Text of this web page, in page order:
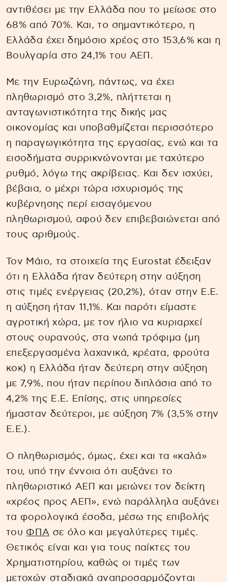
αντιθέσει με την Ελλάδα που το μείωσε στο
68% από 70%. Και, το σημαντικότερο, η
Ελλάδα έχει δημόσιο χρέος στο 153,6% και η
Βουλγαρία στο 24,1% του ΑΕΠ.
Με την Ευρωζώνη, πάντως, να έχει
πληθωρισμό στο 3,2%, πλήττεται η
ανταγωνιστικότητα της δικής μας
οικονομίας και υποβαθμίζεται περισσότερο
η παραγωγικότητα της εργασίας, ενώ και τα
εισοδήματα συρρικνώνονται με ταχύτερο
ρυθμό, λόγω της ακρίβειας. Και δεν ισχύει,
βέβαια, ο μέχρι τώρα ισχυρισμός της
κυβέρνησης περί εισαγόμενου
πληθωρισμού, αφού δεν επιβεβαιώνεται από
τους αριθμούς.
Τον Μάιο, τα στοιχεία της Eurostat έδειξαν
ότι η Ελλάδα ήταν δεύτερη στην αύξηση
στις τιμές ενέργειας (20,2%), όταν στην Ε.Ε.
η αύξηση ήταν 11,1%. Και παρότι είμαστε
αγροτική χώρα, με τον ήλιο να κυριαρχεί
στους ουρανούς, στα νωπά τρόφιμα (μη
επεξεργασμένα λαχανικά, κρέατα, φρούτα
κοκ) η Ελλάδα ήταν δεύτερη στην αύξηση
με 7,9%, που ήταν περίπου διπλάσια από το
4,2% της Ε.Ε. Επίσης, στις υπηρεσίες
ήμασταν δεύτεροι, με αύξηση 7% (3,5% στην
Ε.Ε.).
Ο πληθωρισμός, όμως, έχει και τα «καλά»
του, υπό την έννοια ότι αυξάνει το
πληθωριστικό ΑΕΠ και μειώνει τον δείκτη
«χρέος προς ΑΕΠ», ενώ παράλληλα αυξάνει
τα φορολογικά έσοδα, μέσω της επιβολής
του ΦΠΑ σε όλο και μεγαλύτερες τιμές.
Θετικός είναι και για τους παίκτες του
Χρηματιστηρίου, καθώς οι τιμές των
μετοχών σταδιακά αναπροσαρμόζονται